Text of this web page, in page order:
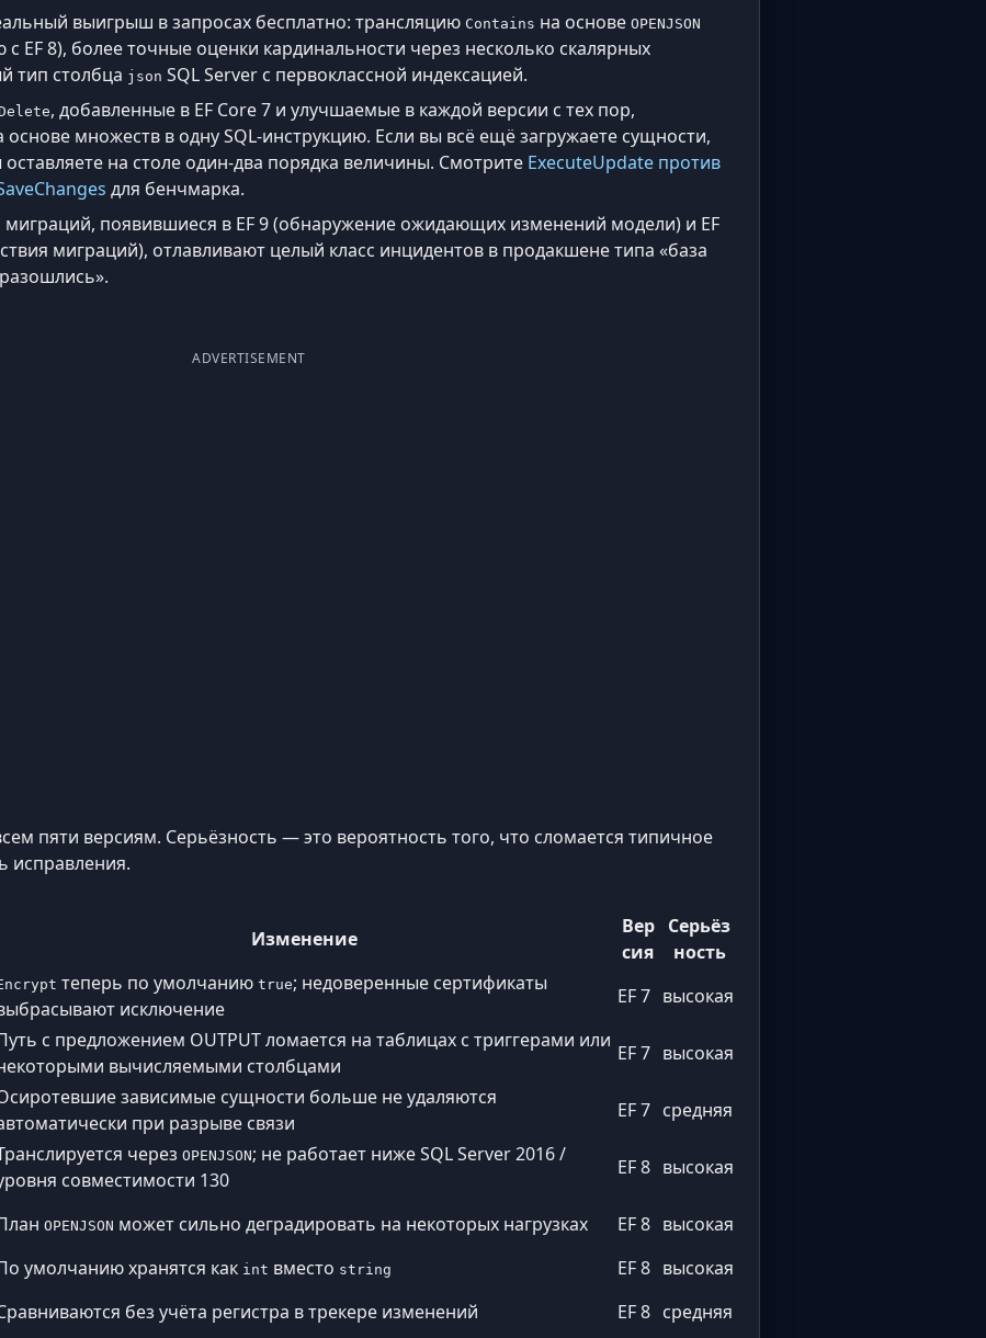
выигрыш в запросах бесплатно: трансляцию Contains на основе OPENJSON
EF 8), более точные оценки кардинальности через несколько скалярных
тип столбца json SQL Server с первоклассной индексацией.
, добавленные в EF Core 7 и улучшаемые в каждой версии с тех пор,
множеств в одну SQL-инструкцию. Если вы всё ещё загружаете сущности,
на столе один-два порядка величины. Смотрите ExecuteUpdate против
для бенчмарка.
появившиеся в EF 9 (обнаружение ожидающих изменений модели) и EF
миграций), отлавливают целый класс инцидентов в продакшене типа «база
ADVERTISEMENT
пяти версиям. Серьёзность — это вероятность того, что сломается типичное
исправления.
Изменение
Вер
сия
Серьёз
ность
теперь по умолчанию true; недоверенные сертификаты
исключение
EF 7 высокая
с предложением OUTPUT ломается на таблицах с триггерами или
вычисляемыми столбцами
EF 7 высокая
зависимые сущности больше не удаляются
при разрыве связи
EF 7 средняя
через OPENJSON; не работает ниже SQL Server 2016 /
совместимости 130
EF 8 высокая
OPENJSON может сильно деградировать на некоторых нагрузках EF 8 высокая
умолчанию хранятся как int вместо string EF 8 высокая
без учёта регистра в трекере изменений EF 8 средняя